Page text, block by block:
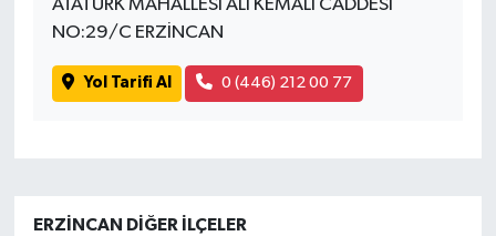
ATATÜRK MAHALLESİ ALİ KEMALİ CADDESİ
NO:29/C ERZİNCAN
Yol Tarifi Al 0 (446) 212 00 77
ERZINCAN DIĞER İLÇELER